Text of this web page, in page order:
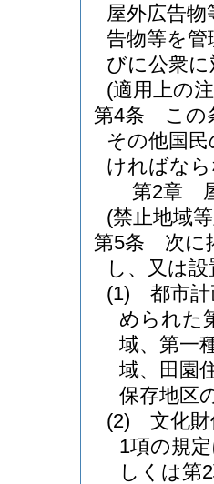
屋外広告
告物等を
びに公衆
(適用上の
第4条
この
その他国
ければな
第2章
(禁止地域
第5条
次に
し、又は
(1)
都市
められた
域、第一
域、田園
保存地区
(2)
文化
1項の規
しくは第